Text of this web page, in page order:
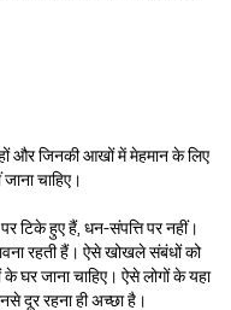
और जिनकी आखों में मेहमान के लिए
चाहिए।
टिके हुए हैं, धन-संपत्ति पर नहीं।
रहती हैं। ऐसे खोखले संबंधों को
घर जाना चाहिए। ऐसे लोगों के यहा
दूर रहना ही अच्छा है।